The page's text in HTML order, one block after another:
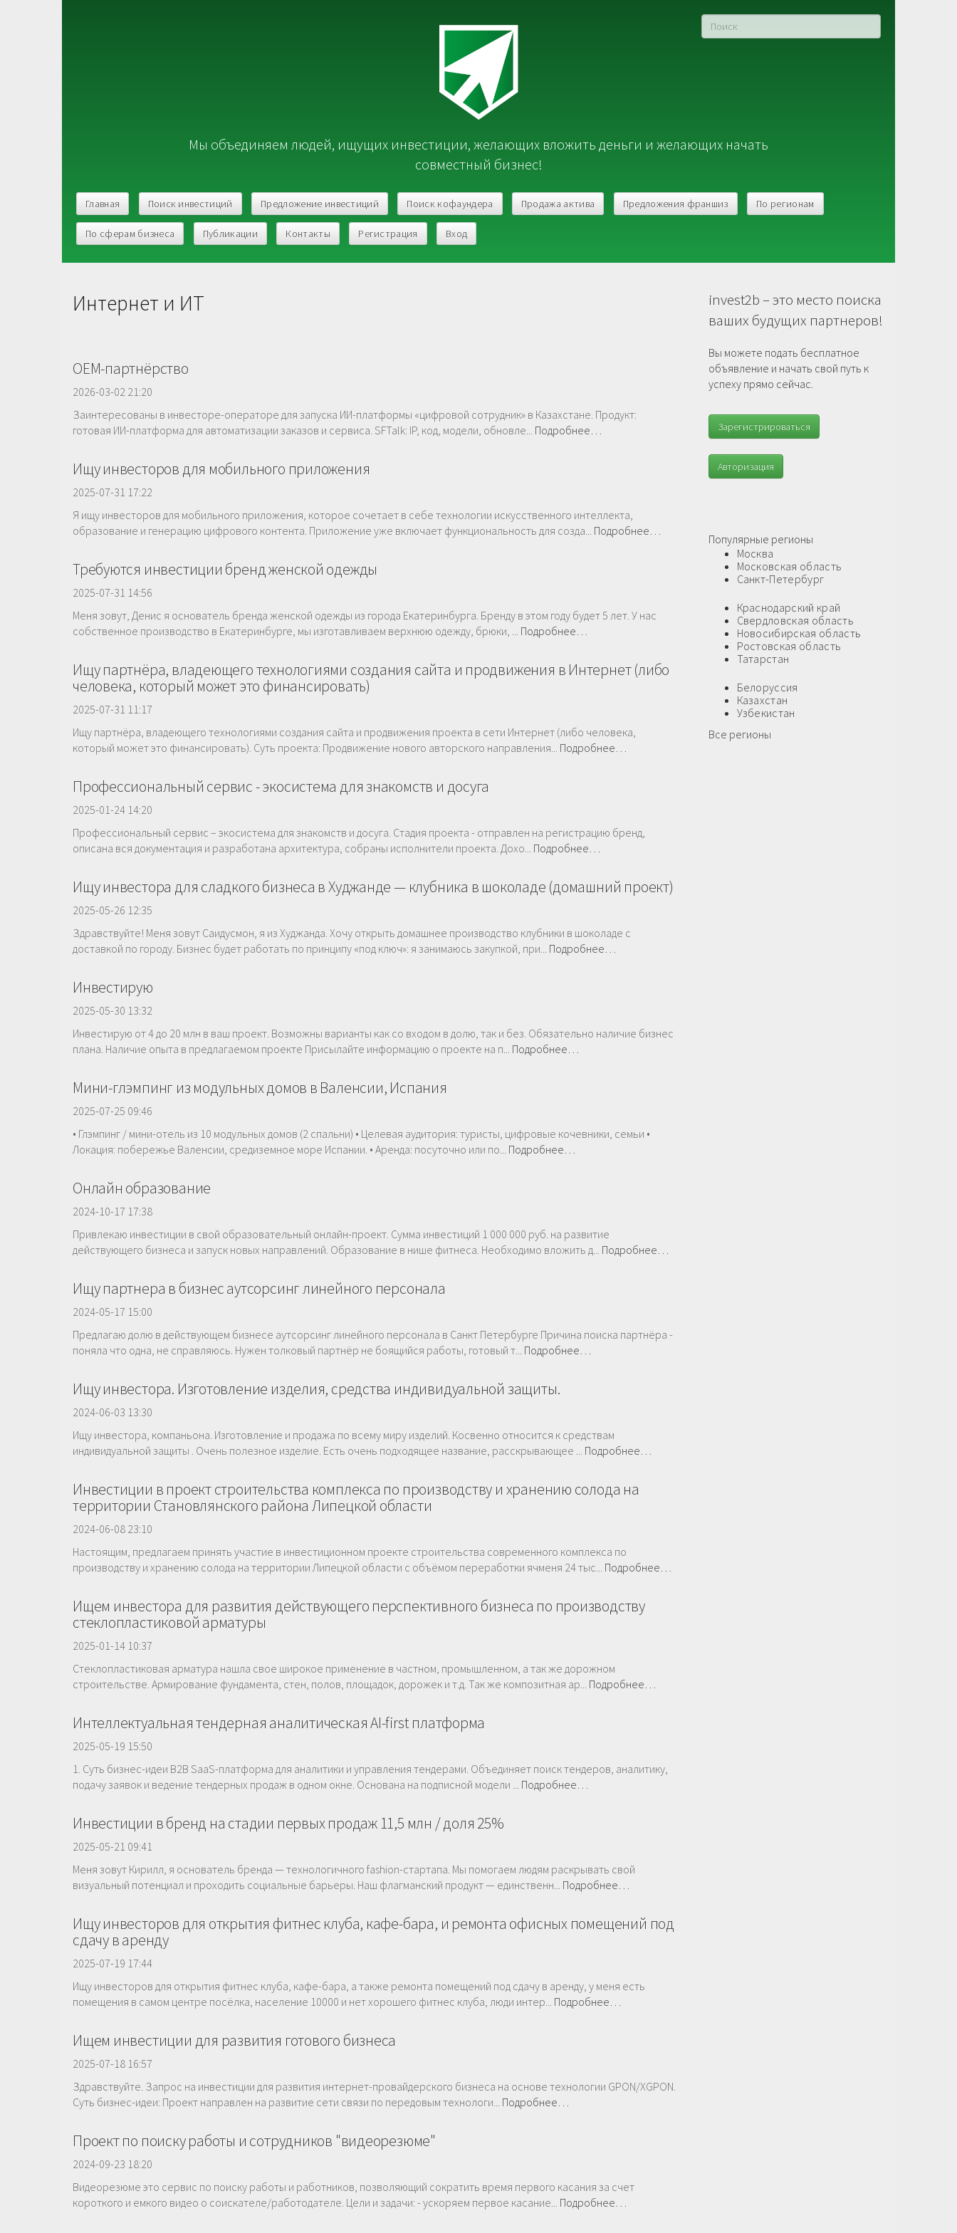
Мы объединяем людей, ищущих инвестиции, желающих вложить деньги и желающих начать
совместный бизнес!
Главная Поиск инвестиций Предложение инвестиций Поиск кофаундера Продажа актива Предложения франшиз По регионам
По сферам бизнеса Публикации Контакты Регистрация Вход
Интернет и ИТ
OEM-партнёрство
2026-03-02 21:20
Заинтересованы в инвесторе-операторе для запуска ИИ-платформы «цифровой сотрудник» в Казахстане. Продукт:
готовая ИИ-платформа для автоматизации заказов и сервиса. SFTalk: IP, код, модели, обновле... Подробнее…
Ищу инвесторов для мобильного приложения
2025-07-31 17:22
Я ищу инвесторов для мобильного приложения, которое сочетает в себе технологии искусственного интеллекта,
образование и генерацию цифрового контента. Приложение уже включает функциональность для созда... Подробнее…
Требуются инвестиции бренд женской одежды
2025-07-31 14:56
Меня зовут, Денис я основатель бренда женской одежды из города Екатеринбурга. Бренду в этом году будет 5 лет. У нас
собственное производство в Екатеринбурге, мы изготавливаем верхнюю одежду, брюки, ... Подробнее…
Ищу партнёра, владеющего технологиями создания сайта и продвижения в Интернет (либо
человека, который может это финансировать)
2025-07-31 11:17
Ищу партнёра, владеющего технологиями создания сайта и продвижения проекта в сети Интернет (либо человека,
который может это финансировать). Суть проекта: Продвижение нового авторского направления... Подробнее…
Профессиональный сервис - экосистема для знакомств и досуга
2025-01-24 14:20
Профессиональный сервис – экосистема для знакомств и досуга. Стадия проекта - отправлен на регистрацию бренд,
описана вся документация и разработана архитектура, собраны исполнители проекта. Дохо... Подробнее…
Ищу инвестора для сладкого бизнеса в Худжанде — клубника в шоколаде (домашний проект)
2025-05-26 12:35
Здравствуйте! Меня зовут Саидусмон, я из Худжанда. Хочу открыть домашнее производство клубники в шоколаде с
доставкой по городу. Бизнес будет работать по принципу «под ключ»: я занимаюсь закупкой, при... Подробнее…
Инвестирую
2025-05-30 13:32
Инвестирую от 4 до 20 млн в ваш проект. Возможны варианты как со входом в долю, так и без. Обязательно наличие бизнес
плана. Наличие опыта в предлагаемом проекте Присылайте информацию о проекте на п... Подробнее…
Мини-глэмпинг из модульных домов в Валенсии, Испания
2025-07-25 09:46
• Глэмпинг / мини-отель из 10 модульных домов (2 спальни) • Целевая аудитория: туристы, цифровые кочевники, семьи •
Локация: побережье Валенсии, средиземное море Испании. • Аренда: посуточно или по... Подробнее…
Онлайн образование
2024-10-17 17:38
Привлекаю инвестиции в свой образовательный онлайн-проект. Сумма инвестиций 1 000 000 руб. на развитие
действующего бизнеса и запуск новых направлений. Образование в нише фитнеса. Необходимо вложить д... Подробнее…
Ищу партнера в бизнес аутсорсинг линейного персонала
2024-05-17 15:00
Предлагаю долю в действующем бизнесе аутсорсинг линейного персонала в Санкт Петербурге Причина поиска партнёра -
поняла что одна, не справляюсь. Нужен толковый партнёр не боящийся работы, готовый т... Подробнее…
Ищу инвестора. Изготовление изделия, средства индивидуальной защиты.
2024-06-03 13:30
Ищу инвестора, компаньона. Изготовление и продажа по всему миру изделий. Косвенно относится к средствам
индивидуальной защиты . Очень полезное изделие. Есть очень подходящее название, расскрывающее ... Подробнее…
Инвестиции в проект строительства комплекса по производству и хранению солода на
территории Становлянского района Липецкой области
2024-06-08 23:10
Настоящим, предлагаем принять участие в инвестиционном проекте строительства современного комплекса по
производству и хранению солода на территории Липецкой области с объёмом переработки ячменя 24 тыс... Подробнее…
Ищем инвестора для развития действующего перспективного бизнеса по производству
стеклопластиковой арматуры
2025-01-14 10:37
Стеклопластиковая арматура нашла свое широкое применение в частном, промышленном, а так же дорожном
строительстве. Армирование фундамента, стен, полов, площадок, дорожек и т.д. Так же композитная ар... Подробнее…
Интеллектуальная тендерная аналитическая AI-first платформа
2025-05-19 15:50
1. Суть бизнес-идеи B2B SaaS-платформа для аналитики и управления тендерами. Объединяет поиск тендеров, аналитику,
подачу заявок и ведение тендерных продаж в одном окне. Основана на подписной модели ... Подробнее…
Инвестиции в бренд на стадии первых продаж 11,5 млн / доля 25%
2025-05-21 09:41
Меня зовут Кирилл, я основатель бренда — технологичного fashion-стартапа. Мы помогаем людям раскрывать свой
визуальный потенциал и проходить социальные барьеры. Наш флагманский продукт — единственн... Подробнее…
Ищу инвесторов для открытия фитнес клуба, кафе-бара, и ремонта офисных помещений под
сдачу в аренду
2025-07-19 17:44
Ищу инвесторов для открытия фитнес клуба, кафе-бара, а также ремонта помещений под сдачу в аренду, у меня есть
помещения в самом центре посёлка, население 10000 и нет хорошего фитнес клуба, люди интер... Подробнее…
Ищем инвестиции для развития готового бизнеса
2025-07-18 16:57
Здравствуйте. Запрос на инвестиции для развития интернет-провайдерского бизнеса на основе технологии GPON/XGPON.
Суть бизнес-идеи: Проект направлен на развитие сети связи по передовым технологи... Подробнее…
Проект по поиску работы и сотрудников "видеорезюме"
2024-09-23 18:20
Видеорезюме это сервис по поиску работы и работников, позволяющий сократить время первого касания за счет
короткого и емкого видео о соискателе/работодателе. Цели и задачи: - ускоряем первое касание... Подробнее…
invest2b – это место поиска
ваших будущих партнеров!
Вы можете подать бесплатное
объявление и начать свой путь к
успеху прямо сейчас.
Зарегистрироваться
Авторизация
Популярные регионы
Москва
Московская область
Санкт-Петербург
Краснодарский край
Свердловская область
Новосибирская область
Ростовская область
Татарстан
Белоруссия
Казахстан
Узбекистан
Все регионы